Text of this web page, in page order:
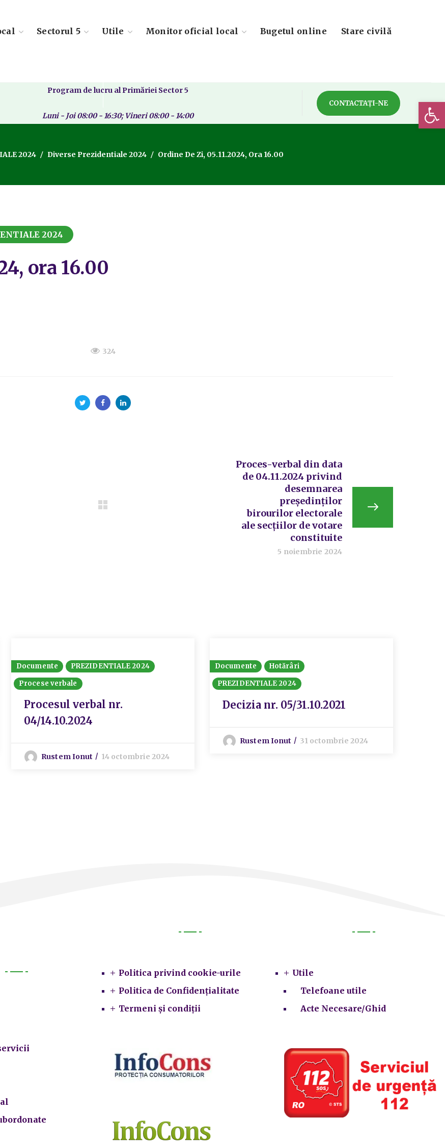
Sectorul 5 Utile Monitor oficial local Bugetul online Stare civilă
Program de lucru al Primăriei Sector 5
Luni - Joi 08:00 - 16:30; Vineri 08:00 - 14:00
CONTACTAȚI-NE
2024 Diverse Prezidentiale 2024 Ordine De Zi, 05.11.2024, Ora 16.00
2024
ora 16.00
324
Proces-verbal din data
de 04.11.2024 privind
desemnarea
preşedinţilor
birourilor electorale
ale secţiilor de votare
constituite
5 noiembrie 2024
Documente
PREZIDENTIALE 2024
Procese verbale
Procesul verbal nr.
04/14.10.2024
Rustem Ionut 14 octombrie 2024
Documente
Hotărâri
PREZIDENTIALE 2024
Decizia nr. 05/31.10.2021
Rustem Ionut 31 octombrie 2024
Politica privind cookie-urile
Politica de Confidențialitate
Termeni și condiții
Utile
Telefoane utile
Acte Necesare/Ghid